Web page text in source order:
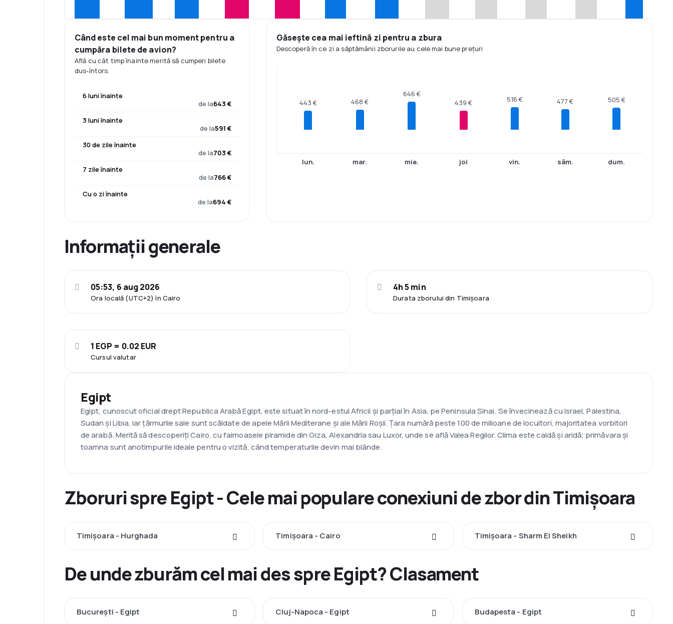
Când este cel mai bun moment pentru a
cumpăra bilete de avion?
Află cu cât timp înainte merită să cumperi bilete
dus-întors.
6 luni înainte
de la643 €
3 luni înainte
de la591 €
30 de zile înainte
de la703 €
7 zile înainte
de la766 €
Cu o zi înainte
de la694 €
Găsește cea mai ieftină zi pentru a zbura
Descoperă în ce zi a săptămânii zborurile au cele mai bune prețuri
443 €
lun.
468 €
mar.
646 €
mie.
439 €
joi
516 €
vin.
477 €
sâm.
505 €
dum.
Informații generale
Ora locală (UTC+2) în Cairo
05:53, 6 aug 2026
Durata zborului din Timișoara
4h 5 min
Cursul valutar
1 EGP = 0.02 EUR
Egipt
Egipt, cunoscut oficial drept Republica Arabă Egipt, este situat în nord-estul Africii și parțial în Asia, pe Peninsula Sinai. Se învecinează cu Israel, Palestina,
Sudan și Libia, iar țărmurile sale sunt scăldate de apele Mării Mediterane și ale Mării Roșii. Țara numără peste 100 de milioane de locuitori, majoritatea vorbitori
de arabă. Merită să descoperiți Cairo, cu faimoasele piramide din Giza, Alexandria sau Luxor, unde se află Valea Regilor. Clima este caldă și aridă; primăvara și
toamna sunt anotimpurile ideale pentru o vizită, când temperaturile devin mai blânde.
Zboruri spre Egipt - Cele mai populare conexiuni de zbor din Timișoara
Timișoara - Hurghada Timișoara - Cairo Timișoara - Sharm El Sheikh
De unde zburăm cel mai des spre Egipt? Clasament
București - Egipt Cluj-Napoca - Egipt Budapesta - Egipt